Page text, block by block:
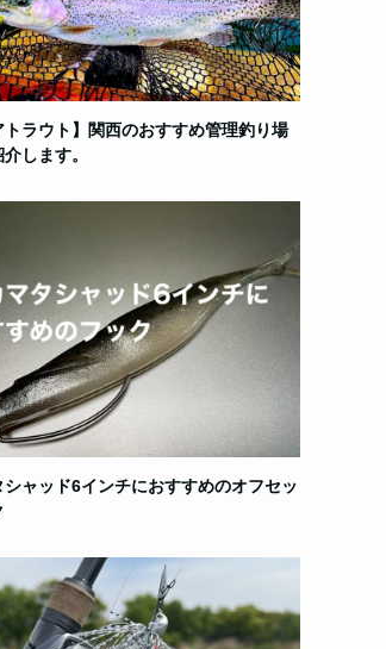
トラウト】関西のおすすめ管理釣り場
します。
シャッド6インチにおすすめのオフセッ